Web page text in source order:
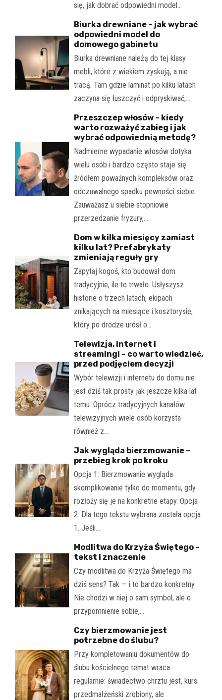
się, jak dobrać odpowiedni model…
Biurka drewniane – jak wybrać
odpowiedni model do
domowego gabinetu
Biurka drewniane należą do tej klasy
mebli, które z wiekiem zyskują, a nie
tracą. Tam gdzie laminat po kilku latach
zaczyna się łuszczyć i odpryskiwać,…
Przeszczep włosów – kiedy
warto rozważyć zabieg i jak
wybrać odpowiednią metodę?
Nadmierne wypadanie włosów dotyka
wielu osób i bardzo często staje się
źródłem poważnych kompleksów oraz
odczuwalnego spadku pewności siebie.
Zauważasz u siebie stopniowe
przerzedzanie fryzury,…
Dom w kilka miesięcy zamiast
kilku lat? Prefabrykaty
zmieniają reguły gry
Zapytaj kogoś, kto budował dom
tradycyjnie, ile to trwało. Usłyszysz
historie o trzech latach, ekipach
znikających na miesiące i kosztorysie,
który po drodze urósł o…
Telewizja, internet i
streamingi – co warto wiedzieć,
przed podjęciem decyzji
Wybór telewizji i internetu do domu nie
jest dziś tak prosty jak jeszcze kilka lat
temu. Oprócz tradycyjnych kanałów
telewizyjnych wiele osób korzysta
również z…
Jak wygląda bierzmowanie –
przebieg krok po kroku
Opcja 1: Bierzmowanie wygląda
skomplikowanie tylko do momentu, gdy
rozłoży się je na konkretne etapy. Opcja
2: Dla tego tekstu wybrana została opcja
1. Jeśli…
Modlitwa do Krzyża Świętego –
tekst i znaczenie
Czy modlitwa do Krzyża Świętego ma
dziś sens? Tak — i to bardzo konkretny.
Nie chodzi w niej o sam symbol, ale o
przypomnienie sobie,…
Czy bierzmowanie jest
potrzebne do ślubu?
Przy kompletowaniu dokumentów do
ślubu kościelnego temat wraca
regularnie: świadectwo chrztu jest, kurs
przedmałżeński zrobiony, ale